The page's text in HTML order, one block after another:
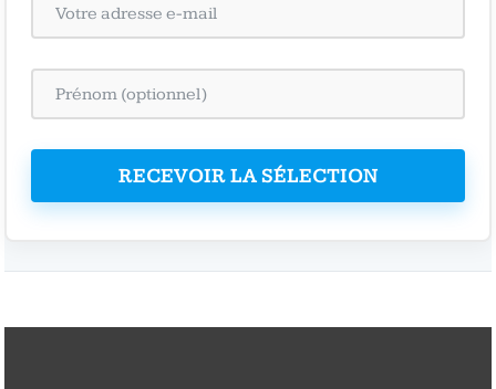
RECEVOIR LA SÉLECTION